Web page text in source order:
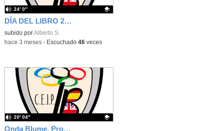
DÍA DEL LIBRO 2026
Contenido educativo.
subido porAlberto S.
24′ 0″
-hace 3 meses- Escuchado 46veces
Onda Blume. Programa de marzo
20′ 04″